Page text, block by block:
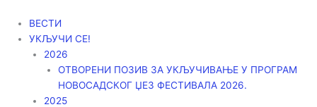
садржај
ВЕСТИ
УКЉУЧИ СЕ!
2026
ОТВОРЕНИ ПОЗИВ ЗА УКЉУЧИВАЊЕ У ПРОГРАМ
НОВОСАДСКОГ ЏЕЗ ФЕСТИВАЛА 2026.
2025